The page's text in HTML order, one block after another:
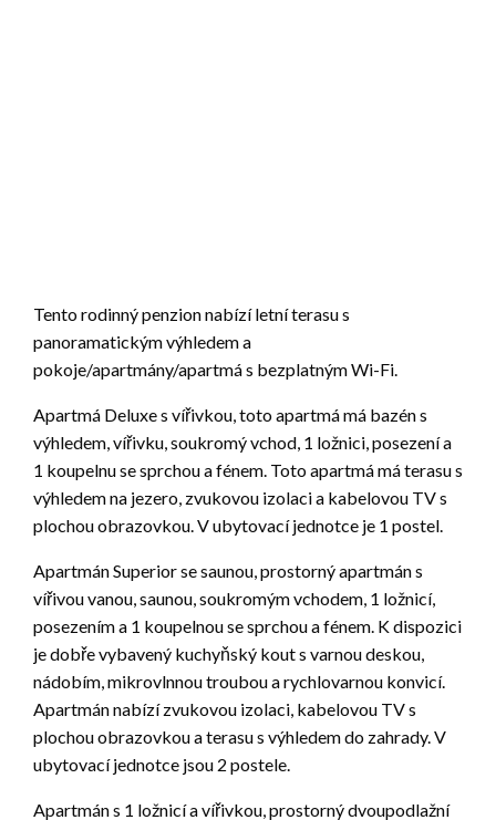
Tento rodinný penzion nabízí letní terasu s
panoramatickým výhledem a
pokoje/apartmány/apartmá s bezplatným Wi-Fi.
Apartmá Deluxe s vířivkou, toto apartmá má bazén s
výhledem, vířivku, soukromý vchod, 1 ložnici, posezení a
1 koupelnu se sprchou a fénem. Toto apartmá má terasu s
výhledem na jezero, zvukovou izolaci a kabelovou TV s
plochou obrazovkou. V ubytovací jednotce je 1 postel.
Apartmán Superior se saunou, prostorný apartmán s
vířivou vanou, saunou, soukromým vchodem, 1 ložnicí,
posezením a 1 koupelnou se sprchou a fénem. K dispozici
je dobře vybavený kuchyňský kout s varnou deskou,
nádobím, mikrovlnnou troubou a rychlovarnou konvicí.
Apartmán nabízí zvukovou izolaci, kabelovou TV s
plochou obrazovkou a terasu s výhledem do zahrady. V
ubytovací jednotce jsou 2 postele.
Apartmán s 1 ložnicí a vířivkou, prostorný dvoupodlažní